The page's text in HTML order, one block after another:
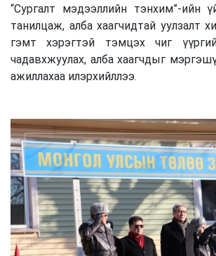
“Сургалт мэдээллийн тэнхим”-ийн
танилцаж, алба хаагчидтай уулзалт
гэмт хэрэгтэй тэмцэх чиг
чадавхжуулах, алба хаагчдыг
ажиллахаа илэрхийллээ.